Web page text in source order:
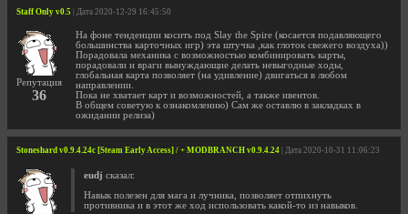
Staff Only v0.5 | Дата 2020-12-29 16:45:50
Репутация
36
На фоне тенденции косить под Slay the Spire (косается подавляющего
большинства карточных игр) эта штучка ,как глоток свежего воздуха))
Порадовала механика с возможностью комбинировать карты,
порадовали и враги вынуждающие делать невыгодные ходы,
глобальная карта позволяет (на удивление) двигаться в любом
направлении.
Пока не хватает карт и возможностей, а также ивентов.
В общем советую к ознакомлению) Сам же оставлю в закладках в
ожидании релиза)
Stoneshard v0.9.4.24c [Steam Early Access] / + MODBRANCH v0.9.4.24 | Дата 2020-10-31 11:06:23
eudj сказал:
Навык полезен для мага и лучника, позволяет отпихнуть
противника и в этот же ход использовать какой-то из навыков.